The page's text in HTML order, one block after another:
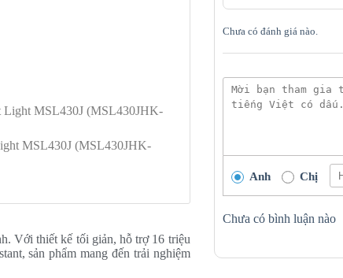
Light MSL430J (MSL430JHK-
MSL430J (MSL430JHK-
Với thiết kế tối giản, hỗ trợ 16 triệu
sản phẩm mang đến trải nghiệm
Chưa có đánh giá nào.
Anh Chị
Chưa có bình luận nào